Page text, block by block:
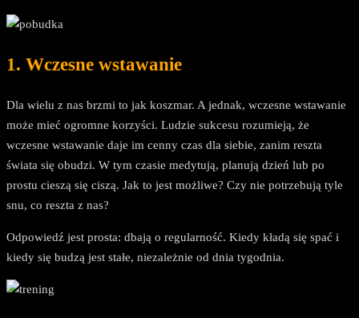
1. Wczesne wstawanie
Dla wielu z nas brzmi to jak koszmar. A jednak, wczesne wstawanie
może mieć ogromne korzyści. Ludzie sukcesu rozumieją, że
wczesne wstawanie daje im cenny czas dla siebie, zanim reszta
świata się obudzi. W tym czasie medytują, planują dzień lub po
prostu cieszą się ciszą. Jak to jest możliwe? Czy nie potrzebują tyle
snu, co reszta z nas?
Odpowiedź jest prosta: dbają o regularność. Kiedy kładą się spać i
kiedy się budzą jest stałe, niezależnie od dnia tygodnia.